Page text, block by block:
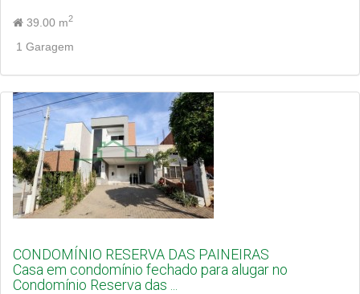
39.00 m2
1 Garagem
CONDOMÍNIO RESERVA DAS PAINEIRAS
Casa em condomínio fechado para alugar no
Condomínio Reserva das ...